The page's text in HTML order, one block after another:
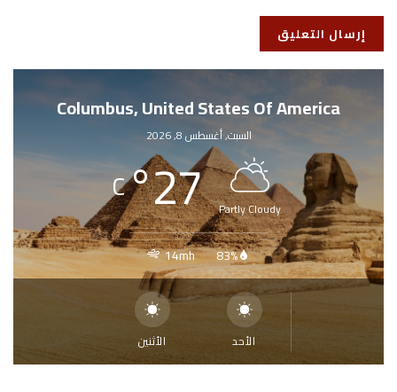
Columbus, United States Of America
السبت, أغسطس 8, 2026
Partly Cloudy
27
°
C
83%
14mh
الأحد الأثنين